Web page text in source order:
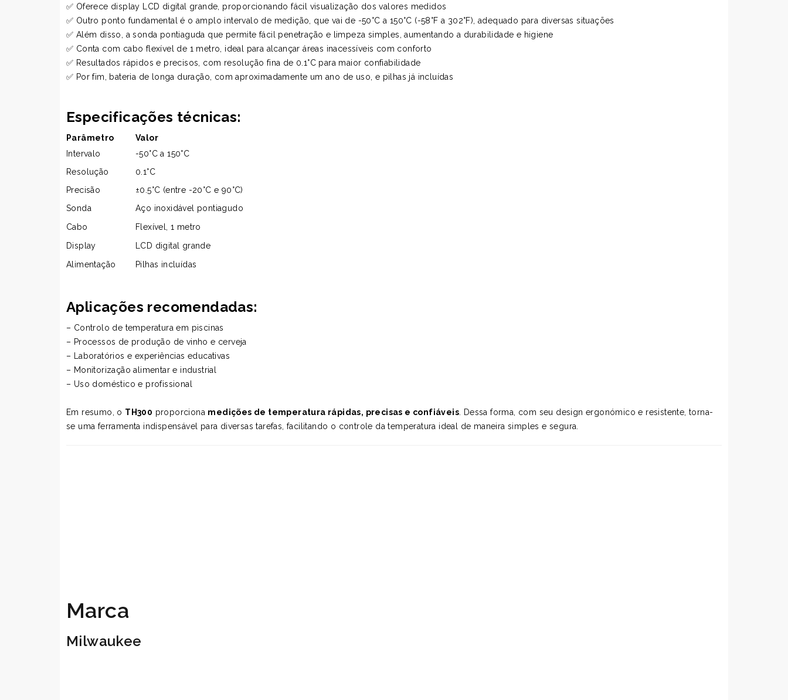
✅ Oferece display LCD digital grande, proporcionando fácil visualização dos valores medidos
✅ Outro ponto fundamental é o amplo intervalo de medição, que vai de -50°C a 150°C (-58°F a 302°F), adequado para diversas situações
✅ Além disso, a sonda pontiaguda que permite fácil penetração e limpeza simples, aumentando a durabilidade e higiene
✅ Conta com cabo flexível de 1 metro, ideal para alcançar áreas inacessíveis com conforto
✅ Resultados rápidos e precisos, com resolução fina de 0.1°C para maior confiabilidade
✅ Por fim, bateria de longa duração, com aproximadamente um ano de uso, e pilhas já incluídas
Especificações técnicas:
Parâmetro
Valor
Intervalo
-50°C a 150°C
Resolução
0.1°C
Precisão
±0.5°C (entre -20°C e 90°C)
Sonda
Aço inoxidável pontiagudo
Cabo
Flexível, 1 metro
Display
LCD digital grande
Alimentação
Pilhas incluídas
Aplicações recomendadas:
– Controlo de temperatura em piscinas
– Processos de produção de vinho e cerveja
– Laboratórios e experiências educativas
– Monitorização alimentar e industrial
– Uso doméstico e profissional
Em resumo, o TH300 proporciona medições de temperatura rápidas, precisas e confiáveis . Dessa forma, com seu design ergonómico e resistente, torna-
se uma ferramenta indispensável para diversas tarefas, facilitando o controle da temperatura ideal de maneira simples e segura.
Marca
Milwaukee